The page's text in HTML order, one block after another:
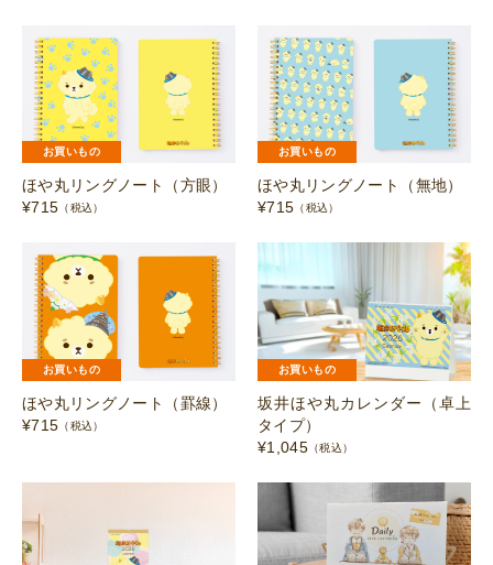
お買いもの
ほや丸リングノート（方眼）
¥715 （税込）
お買いもの
ほや丸リングノート（無地）
¥715 （税込）
お買いもの
ほや丸リングノート（罫線）
¥715 （税込）
お買いもの
坂井ほや丸カレンダー（卓上
タイプ）
¥1,045 （税込）